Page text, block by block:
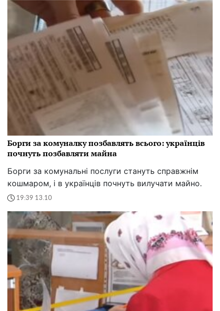
Борги за комуналку позбавлять всього: українців
почнуть позбавляти майна
Борги за комунальні послуги стануть справжнім
кошмаром, і в українців почнуть вилучати майно.
19:39 13.10